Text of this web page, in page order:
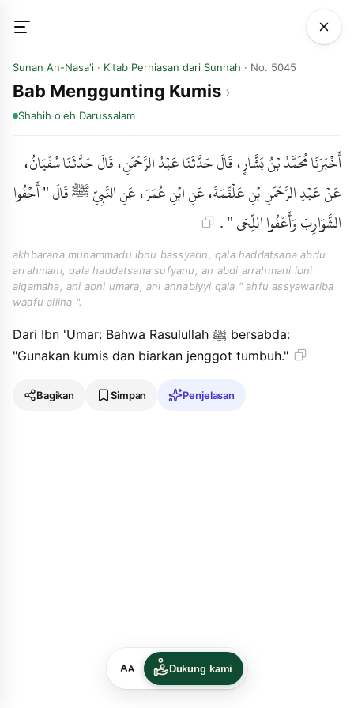
Sunan An-Nasa'i · Kitab Perhiasan dari Sunnah · No. 5045
Bab Menggunting Kumis
Shahih oleh Darussalam
أَخْبَرَنَا مُحَمَّدُ بْنُ بَشَّارٍ، قَالَ حَدَّثَنَا عَبْدُ الرَّحْمَنِ، قَالَ حَدَّثَنَا سُفْيَانُ،
عَنْ عَبْدِ الرَّحْمَنِ بْنِ عَلْقَمَةَ، عَنِ ابْنِ عُمَرَ، عَنِ النَّبِيِّ ﷺ قَالَ " أَحْفُوا
الشَّوَارِبَ وَأَعْفُوا اللِّحَى " .
akhbarana muhammadu ibnu bassyarin, qala haddatsana abdu
arrahmani, qala haddatsana sufyanu, an abdi arrahmani ibni
alqamaha, ani abni umara, ani annabiyyi qala " ahfu assyawariba
waafu alliha ".
Dari Ibn 'Umar: Bahwa Rasulullah ﷺ bersabda:
"Gunakan kumis dan biarkan jenggot tumbuh."
Bagikan Simpan Penjelasan
Dukung kami